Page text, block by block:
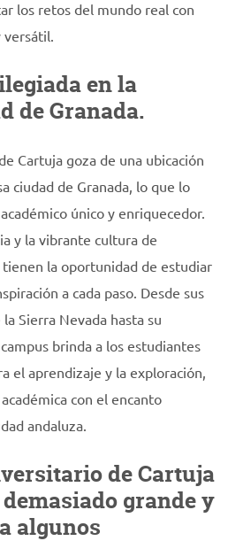
los retos del mundo real con
versátil.
en la
de Granada.
Cartuja goza de una ubicación
ciudad de Granada, lo que lo
único y enriquecedor.
y la vibrante cultura de
tienen la oportunidad de estudiar
a cada paso. Desde sus
Sierra Nevada hasta su
brinda a los estudiantes
el aprendizaje y la exploración,
con el encanto
andaluza.
de Cartuja
grande y
algunos